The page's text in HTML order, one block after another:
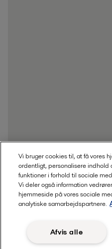
Vi bruger cookies til, at få vores
ordentligt, personalisere indhold
funktioner i forhold til sociale
Vi deler også information
hjemmeside på vores sociale
analytiske samarbejdspartnere.
Afvis alle